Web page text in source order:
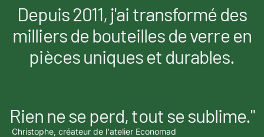
Depuis 2011, j'ai transformé des
milliers de bouteilles de verre en
pièces uniques et durables.
Rien ne se perd, tout se sublime."
Christophe, créateur de l'atelier Economad